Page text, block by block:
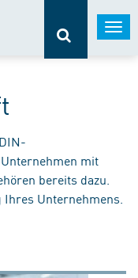
mit
bereits dazu.
Unternehmens.